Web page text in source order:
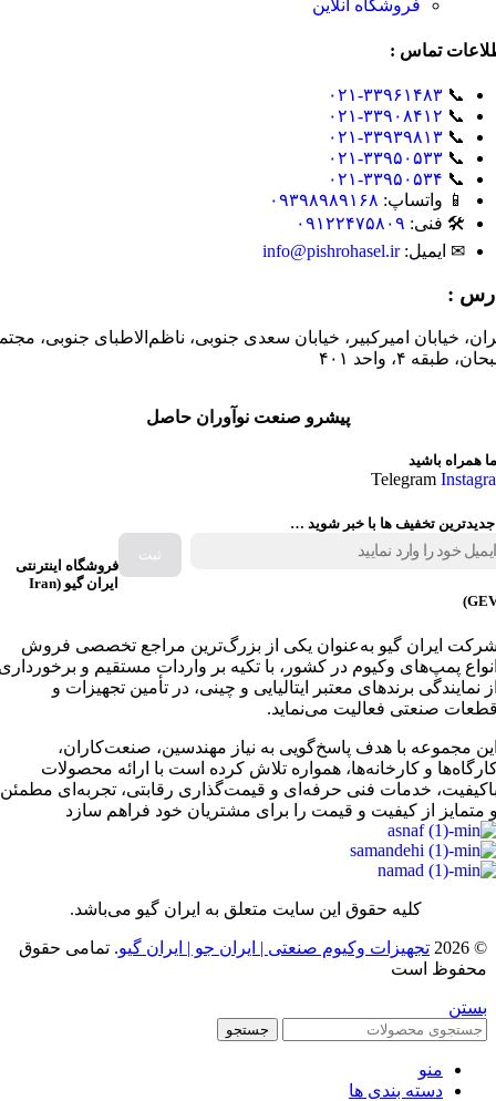
فروشگاه آنلاین
تماس :
📞 ۰۲۱-۳۳۹۶۱۴۸۳
📞 ۰۲۱-۳۳۹۰۸۴۱۲
📞 ۰۲۱-۳۳۹۳۹۸۱۳
📞 ۰۲۱-۳۳۹۵۰۵۳۳
📞 ۰۲۱-۳۳۹۵۰۵۳۴
📱 واتساپ: ۰۹۳۹۸۹۸۹۱۶۸
🛠 فنی: ۰۹۱۲۲۴۷۵۸۰۹
✉ ایمیل:info@pishrohasel.ir
:
خیابان امیرکبیر، خیابان سعدی جنوبی، ناظم‌الاطبای جنوبی،
طبقه ۴، واحد ۴۰۱
پیشرو صنعت نوآوران حاصل
ما همراه باشید
Telegram
جدیدترین تخفیف ها با خبر شوید …
فروشگاه اینترنتی
ایران گیو (Iran
ایران گیو به‌عنوان یکی از بزرگ‌ترین مراجع تخصصی فروش
پمپ‌های وکیوم در کشور، با تکیه بر واردات مستقیم و
نمایندگی برندهای معتبر ایتالیایی و چینی، در تأمین تجهیزات و
صنعتی فعالیت می‌نماید.
مجموعه با هدف پاسخ‌گویی به نیاز مهندسین، صنعت‌کاران،
و کارخانه‌ها، همواره تلاش کرده است با ارائه محصولات
خدمات فنی حرفه‌ای و قیمت‌گذاری رقابتی، تجربه‌ای مطمئن
متمایز از کیفیت و قیمت را برای مشتریان خود فراهم سازد
کلیه حقوق این سایت متعلق به ایران گیو می‌باشد.
© 2026 تجهیزات وکیوم صنعتی | ایران جو | ایران گیو. تمامی حقوق
محفوظ است
بستن
جستجو
منو
دسته بندی ها